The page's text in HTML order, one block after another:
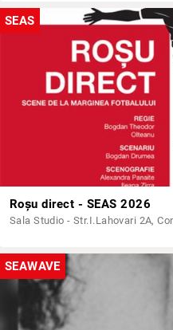
SEAS
Roșu direct - SEAS 2026
Sala Studio - Str.I.Lahovari 2A,
SEAWAVE